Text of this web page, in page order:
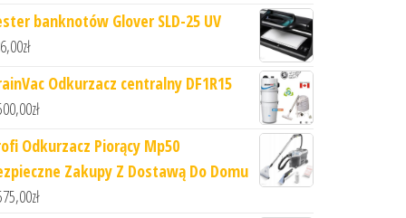
banknotów Glover SLD-25 UV
zł
Odkurzacz centralny DF1R15
zł
Odkurzacz Piorący Mp50
Zakupy Z Dostawą Do Domu
zł